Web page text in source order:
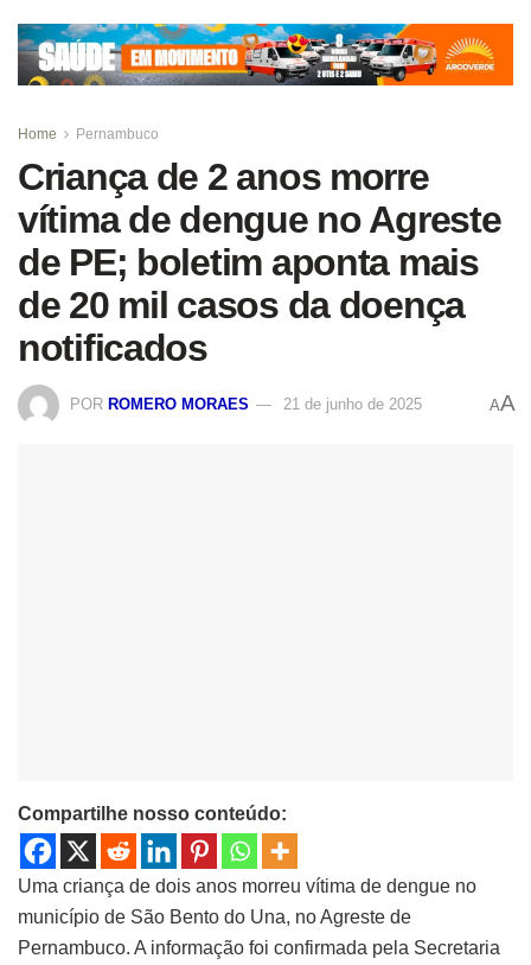
Home Pernambuco
Criança de 2 anos morre
vítima de dengue no Agreste
de PE; boletim aponta mais
de 20 mil casos da doença
notificados
POR ROMERO MORAES 21 de junho de 2025 AA
Compartilhe nosso conteúdo:
Uma criança de dois anos morreu vítima de dengue no
município de São Bento do Una, no Agreste de
Pernambuco. A informação foi confirmada pela Secretaria